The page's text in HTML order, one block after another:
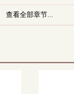
查看全部章节...